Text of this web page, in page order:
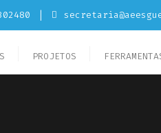
PROJETOS